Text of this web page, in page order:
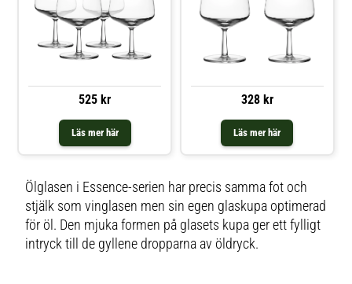
525 kr
Läs mer här
328 kr
Läs mer här
Ölglasen i Essence-serien har precis samma fot och
stjälk som vinglasen men sin egen glaskupa optimerad
för öl. Den mjuka formen på glasets kupa ger ett fylligt
intryck till de gyllene dropparna av öldryck.